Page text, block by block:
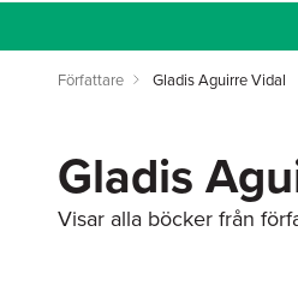
Författare Gladis Aguirre Vidal
Gladis
Visar alla böcker från